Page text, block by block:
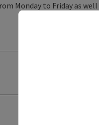
Monday to Friday as